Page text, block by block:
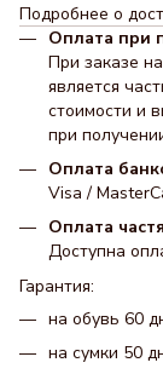
Подробнее о
Оплата при
При заказе
является
стоимости и
при
Оплата
Visa /
Оплата
Доступна
Гарантия:
на обувь 60
на сумки 50